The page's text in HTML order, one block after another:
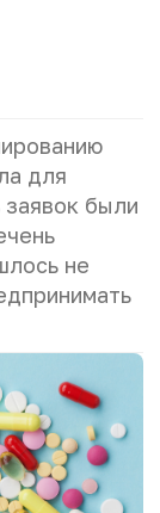
для
заявок были
не